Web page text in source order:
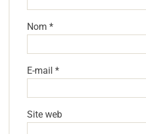
Nom *
E-mail *
Site web